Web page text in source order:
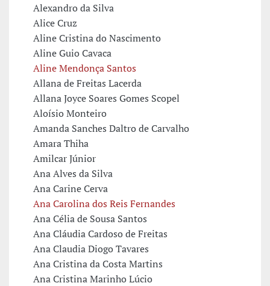
Alexandro da Silva
Alice Cruz
Aline Cristina do Nascimento
Aline Guio Cavaca
Aline Mendonça Santos
Allana de Freitas Lacerda
Allana Joyce Soares Gomes Scopel
Aloísio Monteiro
Amanda Sanches Daltro de Carvalho
Amara Thiha
Amilcar Júnior
Ana Alves da Silva
Ana Carine Cerva
Ana Carolina dos Reis Fernandes
Ana Célia de Sousa Santos
Ana Cláudia Cardoso de Freitas
Ana Claudia Diogo Tavares
Ana Cristina da Costa Martins
Ana Cristina Marinho Lúcio